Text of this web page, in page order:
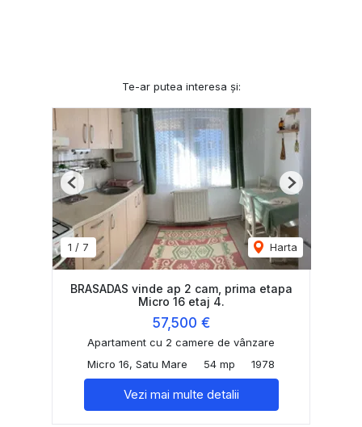
Te-ar putea interesa și:
1 / 7 Harta
Previous Next
BRASADAS vinde ap 2 cam, prima etapa
Micro 16 etaj 4.
57,500 €
Apartament cu 2 camere de vânzare
Micro 16, Satu Mare
54 mp 1978
Vezi mai multe detalii